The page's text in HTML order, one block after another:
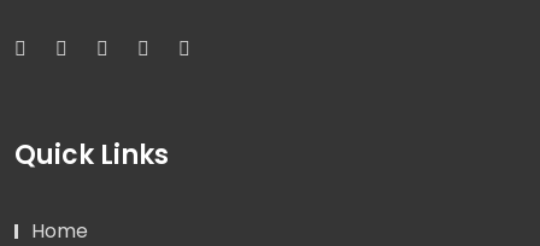
Quick Links
Home